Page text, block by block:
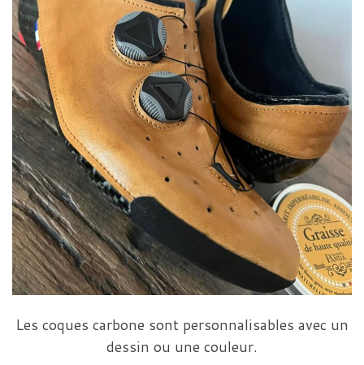
Les coques carbone sont personnalisables avec un
dessin ou une couleur.